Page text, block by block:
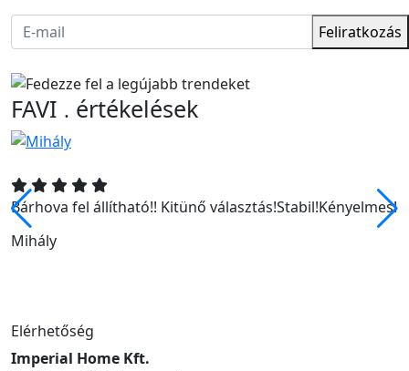
Feliratkozás
FAVI . értékelések
Bárhova fel állítható!! Kitünő választás!Stabil!Kényelmes!
Mihály
Elérhetőség
Imperial Home Kft.